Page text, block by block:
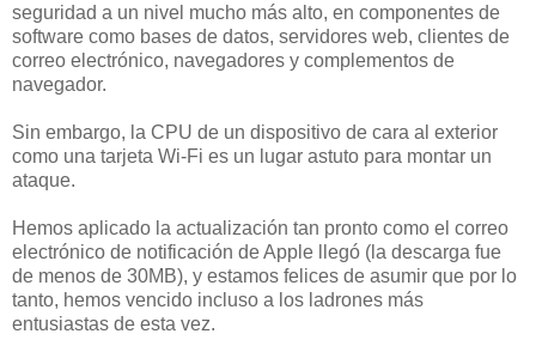
seguridad a un nivel mucho más alto, en componentes de
software como bases de datos, servidores web, clientes de
correo electrónico, navegadores y complementos de
navegador.
Sin embargo, la CPU de un dispositivo de cara al exterior
como una tarjeta Wi-Fi es un lugar astuto para montar un
ataque.
Hemos aplicado la actualización tan pronto como el correo
electrónico de notificación de Apple llegó (la descarga fue
de menos de 30MB), y estamos felices de asumir que por lo
tanto, hemos vencido incluso a los ladrones más
entusiastas de esta vez.